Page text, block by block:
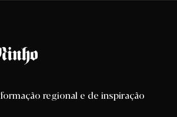
regional e de inspiração